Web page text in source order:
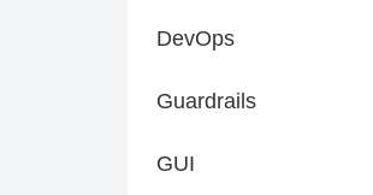
DevOps
Guardrails
GUI